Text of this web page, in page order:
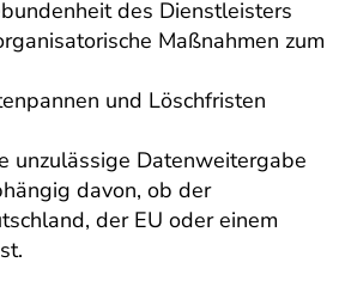
des Dienstleisters
Maßnahmen zum
und Löschfristen
unzulässige Datenweitergabe
davon, ob der
der EU oder einem